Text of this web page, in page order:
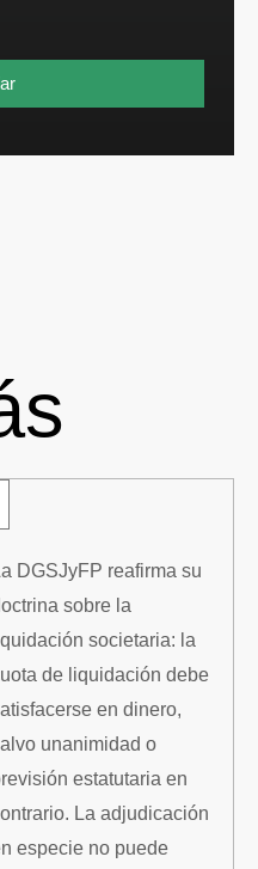
DGSJyFP reafirma su
sobre la
societaria: la
de liquidación debe
en dinero,
unanimidad o
estatutaria en
La adjudicación
especie no puede